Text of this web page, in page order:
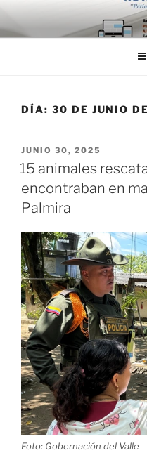
Saltar
al
contenido
DÍA: 30 DE JUNIO
PUBLICADO
EL
JUNIO 30, 2025
15 animales
encontraban en
Palmira
Foto: Gobernación del Valle